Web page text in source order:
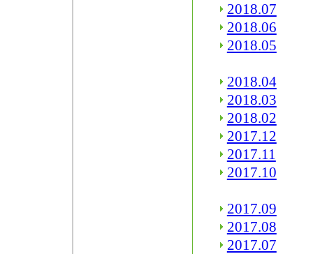
2018.07
2018.06
2018.05
2018.04
2018.03
2018.02
2017.12
2017.11
2017.10
2017.09
2017.08
2017.07